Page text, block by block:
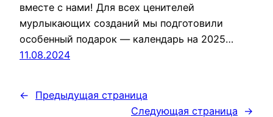
вместе с нами! Для всех ценителей
мурлыкающих созданий мы подготовили
особенный подарок — календарь на 2025…
11.08.2024
←
Предыдущая страница
Следующая страница
→